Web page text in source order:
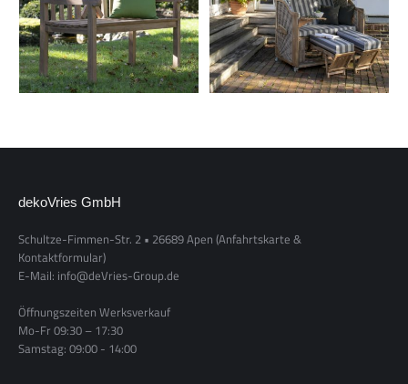
dekoVries GmbH
Schultze-Fimmen-Str. 2 • 26689 Apen (Anfahrtskarte &
Kontaktformular)
E-Mail: info@deVries-Group.de
Öffnungszeiten Werksverkauf
Mo-Fr 09:30 – 17:30
Samstag: 09:00 - 14:00